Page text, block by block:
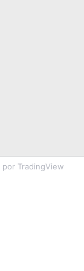
por TradingView